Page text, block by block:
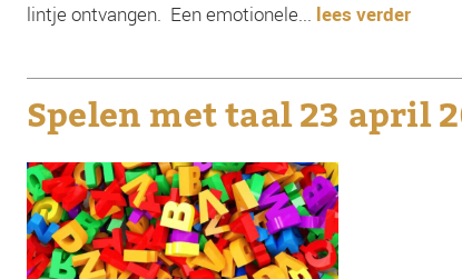
lintje ontvangen. Een emotionele... lees verder
Spelen met taal 23 april